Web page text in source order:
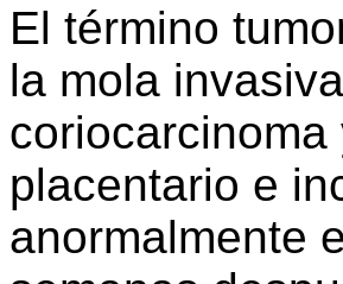
El término
la mola
placentario e
anormalmente